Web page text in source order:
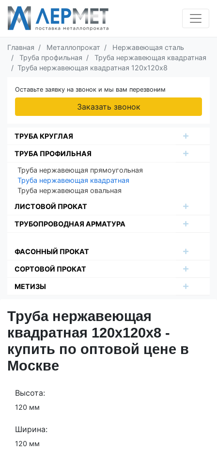
Главная Металлопрокат
Нержавеющая сталь
Труба профильная
Труба нержавеющая квадратная
Труба нержавеющая квадратная 120х120х8
Оставьте заявку на звонок и мы вам перезвоним
Заказать звонок
ТРУБА КРУГЛАЯ
ТРУБА ПРОФИЛЬНАЯ
Труба нержавеющая прямоугольная
Труба нержавеющая квадратная
Труба нержавеющая овальная
ЛИСТОВОЙ ПРОКАТ
ТРУБОПРОВОДНАЯ АРМАТУРА
ФАСОННЫЙ ПРОКАТ
СОРТОВОЙ ПРОКАТ
МЕТИЗЫ
Труба нержавеющая
квадратная 120х120х8 -
купить по оптовой цене в
Москве
Высота:
120 мм
Ширина:
120 мм